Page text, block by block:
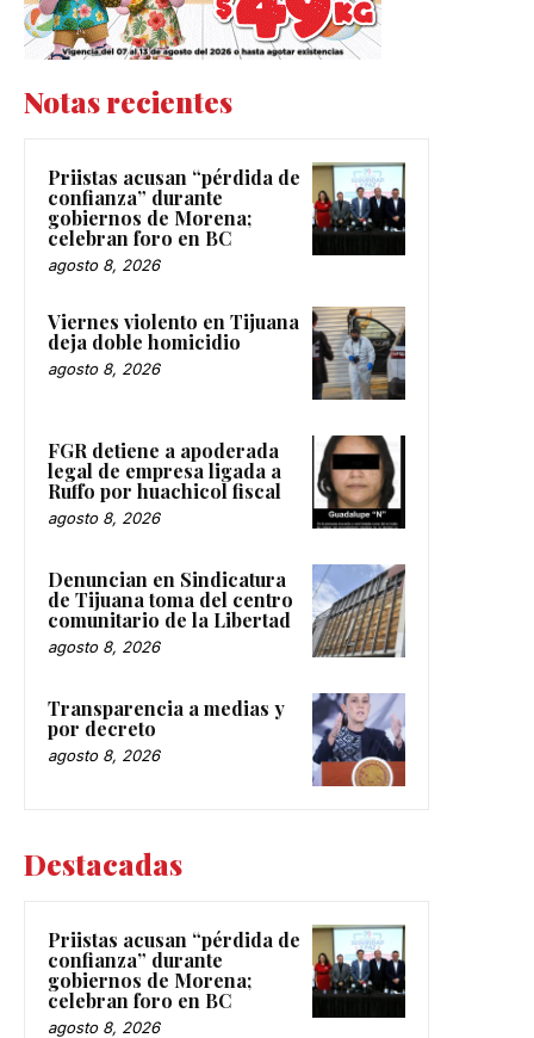
Notas recientes
Priistas acusan “pérdida de
confianza” durante
gobiernos de Morena;
celebran foro en BC
agosto 8, 2026
Viernes violento en Tijuana
deja doble homicidio
agosto 8, 2026
FGR detiene a apoderada
legal de empresa ligada a
Ruffo por huachicol fiscal
agosto 8, 2026
Denuncian en Sindicatura
de Tijuana toma del centro
comunitario de la Libertad
agosto 8, 2026
Transparencia a medias y
por decreto
agosto 8, 2026
Destacadas
Priistas acusan “pérdida de
confianza” durante
gobiernos de Morena;
celebran foro en BC
agosto 8, 2026